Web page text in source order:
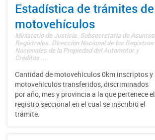
Estadística de trámites de
motovehículos
Ministerio de Justicia. Subsecretaría de Asuntos
Registrales. Dirección Nacional de los Registros
Nacionales de la Propiedad del Automotor y
Créditos ...
Cantidad de motovehículos 0km inscriptos y
motovehículos transferidos, discriminados
por año, mes y provincia a la que pertenece el
registro seccional en el cual se inscribió el
trámite.